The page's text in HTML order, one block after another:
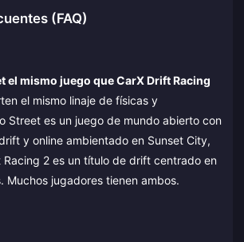
(FAQ)
el mismo juego que CarX Drift Racing
el mismo linaje de físicas y
Street es un juego de mundo abierto con
y online ambientado en Sunset City,
Racing 2 es un título de drift centrado en
Muchos jugadores tienen ambos.